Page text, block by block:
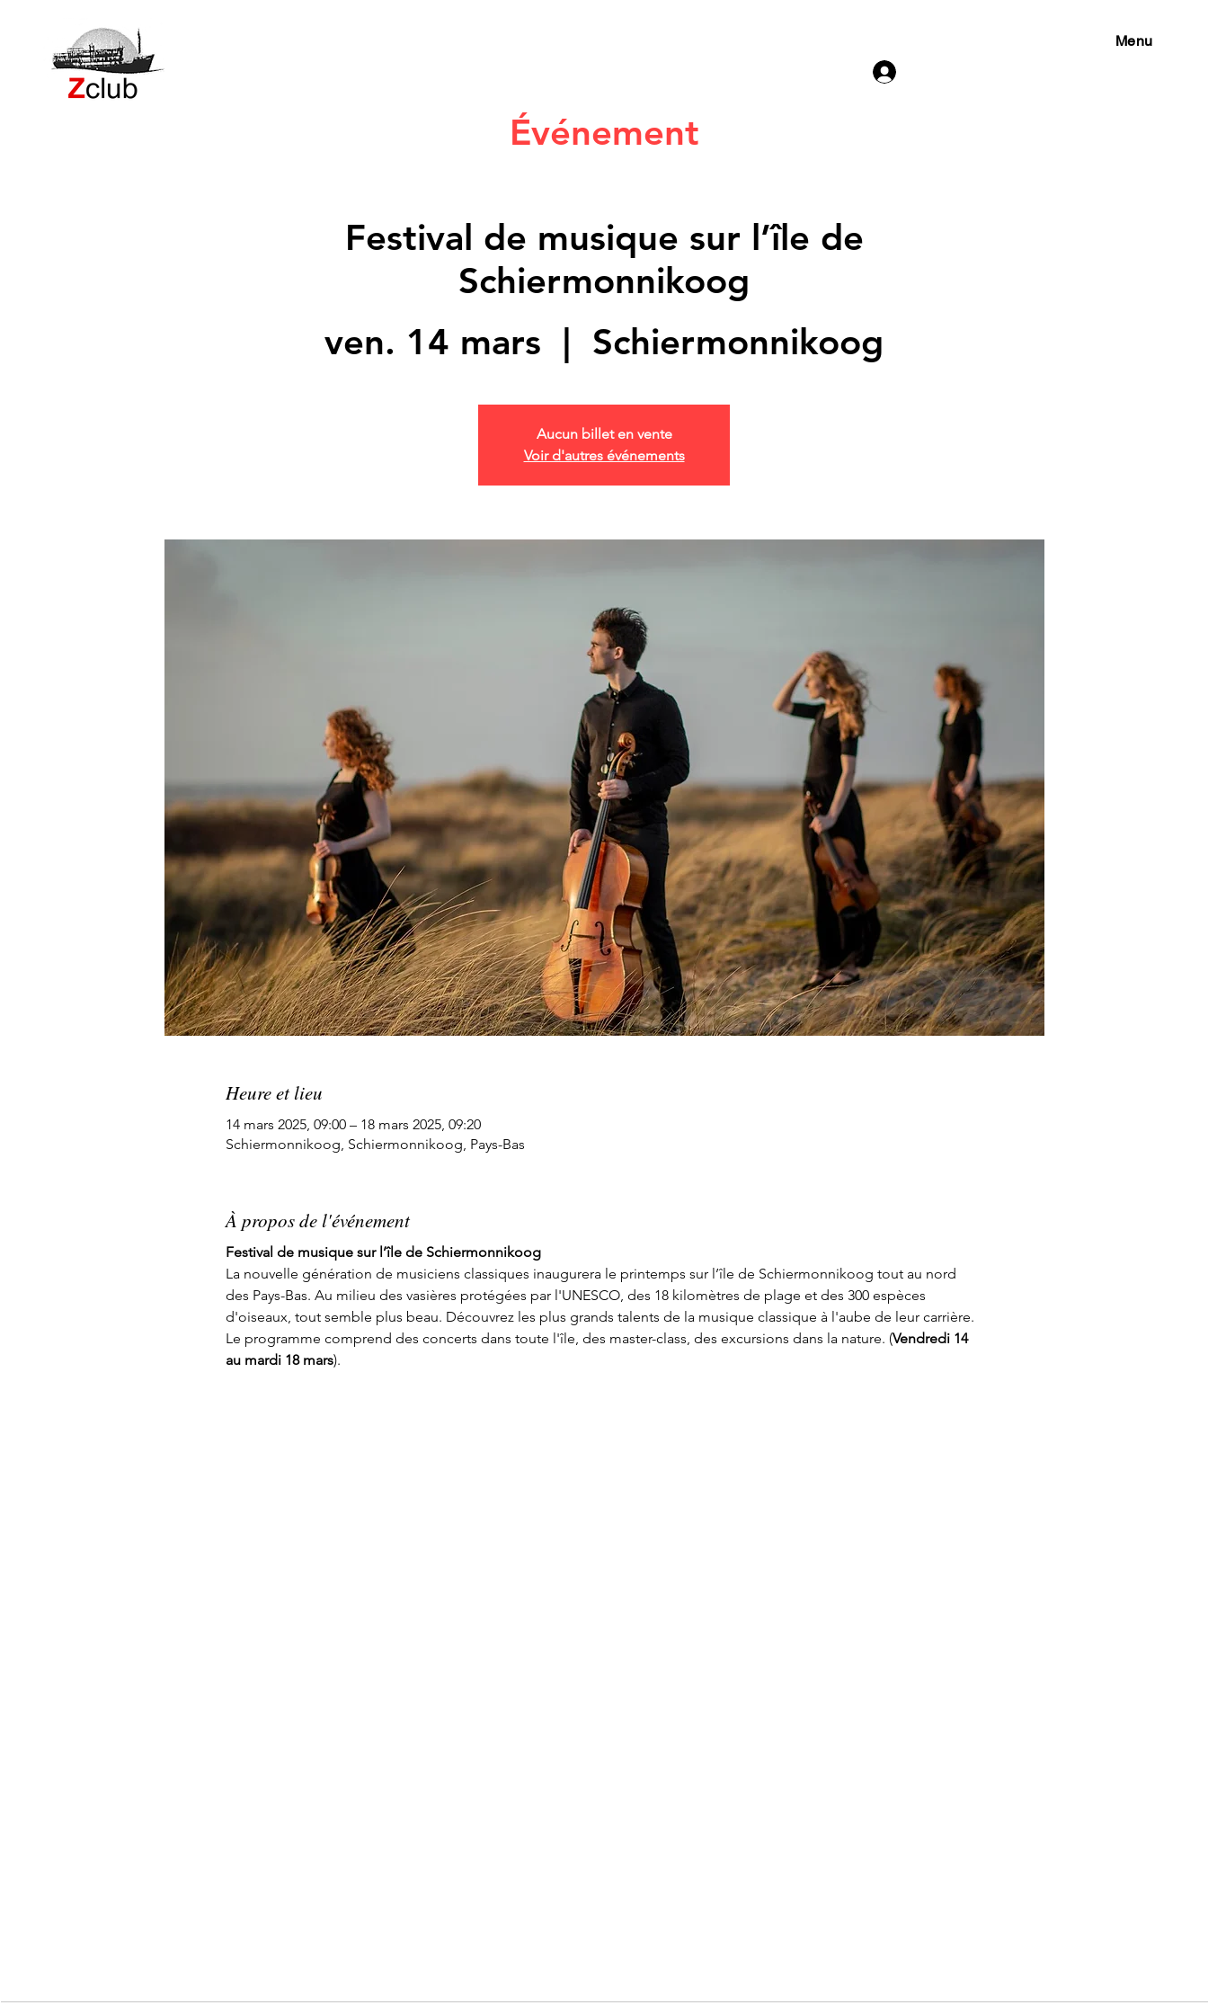
Menu
Événement
Festival de musique sur l’île de
Schiermonnikoog
ven. 14 mars
  |
Schiermonnikoog
Aucun billet en vente
Voir d'autres événements
Heure et lieu
14 mars 2025, 09:00 – 18 mars 2025, 09:20
Schiermonnikoog, Schiermonnikoog, Pays-Bas
À propos de l'événement
Festival de musique sur l’île de Schiermonnikoog
La nouvelle génération de musiciens classiques inaugurera le printemps sur l’île de Schiermonnikoog tout au nord
des Pays-Bas. Au milieu des vasières protégées par l'UNESCO, des 18 kilomètres de plage et des 300 espèces
d'oiseaux, tout semble plus beau. Découvrez les plus grands talents de la musique classique à l'aube de leur carrière.
Le programme comprend des concerts dans toute l'île, des master-class, des excursions dans la nature. (Vendredi 14
au mardi 18 mars).